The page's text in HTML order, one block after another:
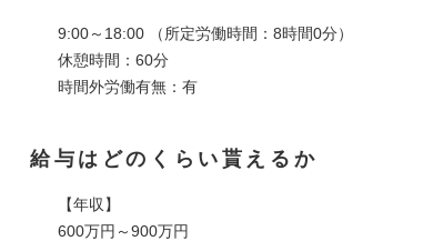
9:00～18:00 （所定労働時間：8時間0分）
休憩時間：60分
時間外労働有無：有
給与はどのくらい貰えるか
【年収】
600万円～900万円